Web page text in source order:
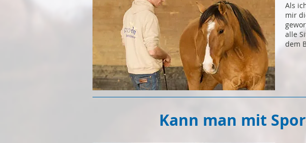
Als
mir
alle
dem
Kann man mit